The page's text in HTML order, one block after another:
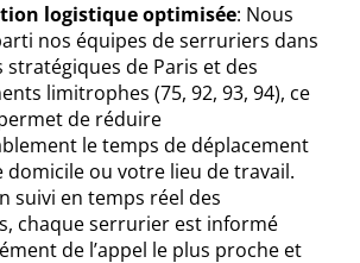
logistique optimisée: Nous
nos équipes de serruriers dans
stratégiques de Paris et des
limitrophes (75, 92, 93, 94), ce
de réduire
le temps de déplacement
domicile ou votre lieu de travail.
suivi en temps réel des
chaque serrurier est informé
de l’appel le plus proche et